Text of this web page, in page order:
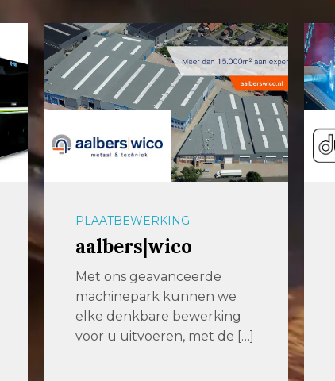
METAALBEWERKING
Dumaco
Dumaco maakt onderdelen,
samengestelde producten,
sub-
assemblies en complete